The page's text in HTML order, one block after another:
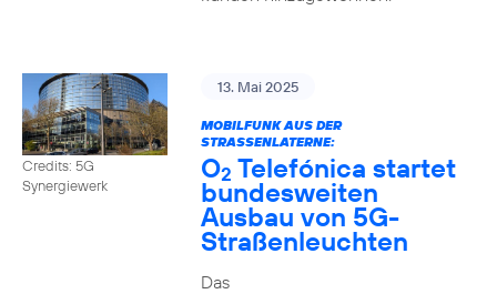
Credits: 5G
Synergiewerk
13. Mai 2025
MOBILFUNK AUS DER
STRASSENLATERNE:
O2 Telefónica startet
bundesweiten
Ausbau von 5G-
Straßenleuchten
Das